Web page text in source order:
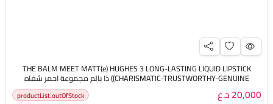
THE BALM MEET MATT(e) HUGHES 3 LONG-LASTING LIQUID LIPSTICK
(CHARISMATIC-TRUSTWORTHY-GENUINE) ذا بالم مجموعة احمر شفاه
20,000 د.ع productList.outOfStock